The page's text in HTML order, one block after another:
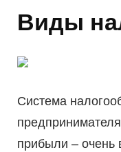
Виды
Система
прибыли – очень